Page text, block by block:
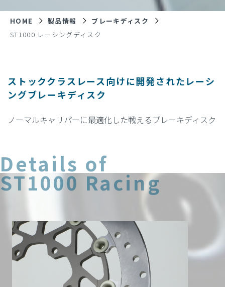
HOME 製品情報
ブレーキディスク
ST1000 レーシングディスク
ストッククラスレース向けに開発されたレーシ
ングブレーキディスク
ノーマルキャリパーに最適化した戦えるブレーキディスク
Details of
ST1000 Racing